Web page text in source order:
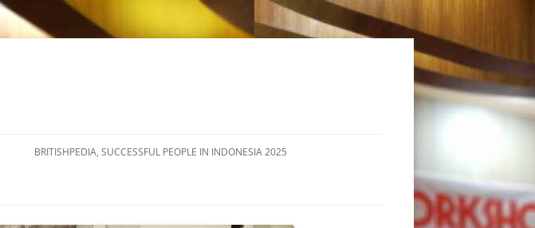
BRITISHPEDIA, SUCCESSFUL PEOPLE IN INDONESIA 2025